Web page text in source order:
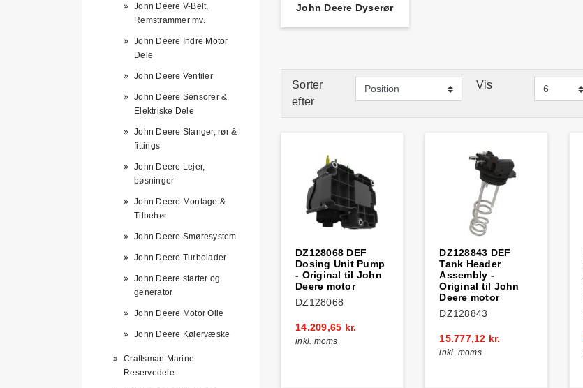
John Deere V-Belt,
Remstrammer mv.
John Deere Indre Motor
Dele
John Deere Ventiler
John Deere Sensorer &
Elektriske Dele
John Deere Slanger, rør &
fittings
John Deere Lejer,
bøsninger
John Deere Montage &
Tilbehør
John Deere Smøresystem
John Deere Turbolader
John Deere starter og
generator
John Deere Motor Olie
John Deere Kølervæske
Craftsman Marine
Reservedele
John Deere Dyserør
Sorter
efter
Vis
DZ128068 DEF
Dosing Unit Pump
- Original til John
Deere motor
DZ128068
14.209,65 kr.
inkl. moms
DZ128843 DEF
Tank Header
Assembly -
Original til John
Deere motor
DZ128843
15.777,12 kr.
inkl. moms